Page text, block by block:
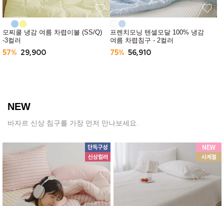
모찌쿨 냉감 여름 차렵이불 (SS/Q)
-3컬러
57% 29,900
프렌치모닝 텐셀모달 100% 냉감
여름 차렵침구 - 2컬러
75% 56,910
NEW
바자르 신상 침구를 가장 먼저 만나보세요.